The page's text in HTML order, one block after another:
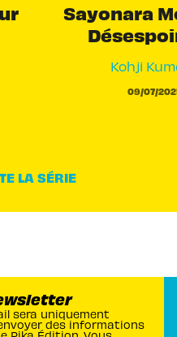
Sayonara
Kohji
09/07/
LA SÉRIE
sera uniquement
des informations